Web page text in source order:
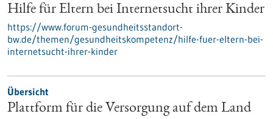
Hilfe für Eltern bei Internetsucht ihrer Kinder
https://www.forum-gesundheitsstandort-
bw.de/themen/gesundheitskompetenz/hilfe-fuer-eltern-bei-
internetsucht-ihrer-kinder
Übersicht
Plattform für die Versorgung auf dem Land